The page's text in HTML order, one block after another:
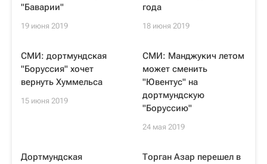
"Баварии"
19 июня 2019
года
18 июня 2019
СМИ: дортмундская
"Боруссия" хочет
вернуть Хуммельса
15 июня 2019
СМИ: Манджукич летом
может сменить
"Ювентус" на
дортмундскую
"Боруссию"
24 мая 2019
Дортмундская
Торган Азар перешел в